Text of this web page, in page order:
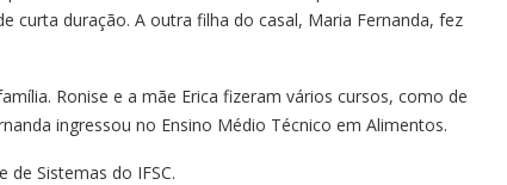
curta duração. A outra filha do casal, Maria Fernanda, fez
Ronise e a mãe Erica fizeram vários cursos, como de
ingressou no Ensino Médio Técnico em Alimentos.
de Sistemas do IFSC.